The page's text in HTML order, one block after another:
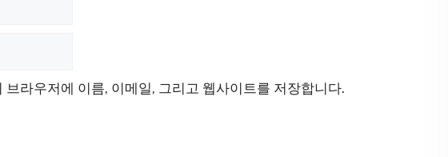
브라우저에 이름, 이메일, 그리고 웹사이트를 저장합니다.